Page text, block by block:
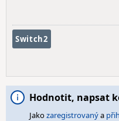
Switch2
Hodnotit, napsat
Jakozaregistrovanýa